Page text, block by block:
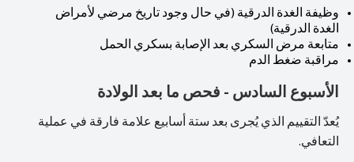
وظيفة الغدة الدرقية (في حال وجود تاريخ مرضي لأمراض
الغدة الدرقية)
متابعة مرض السكري بعد الإصابة بسكري الحمل
مراقبة ضغط الدم
الأسبوع السادس - فحص ما بعد الولادة
يُعدّ التقييم الذي يُجرى بعد ستة أسابيع علامة فارقة في عملية
التعافي.